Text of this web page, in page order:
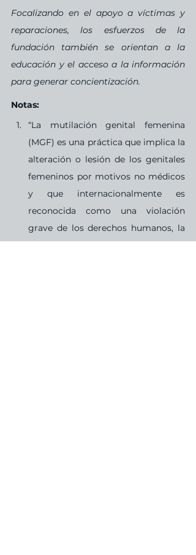
Focalizando en el apoyo a víctimas y
reparaciones, los esfuerzos de la
fundación también se orientan a la
educación y el acceso a la información
para generar concientización.
Notas:
“La mutilación genital femenina
(MGF) es una práctica que implica la
alteración o lesión de los genitales
femeninos por motivos no médicos
y que internacionalmente es
reconocida como una violación
grave de los derechos humanos, la